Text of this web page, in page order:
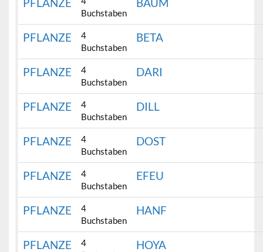
PFLANZE
Buchstaben
BAUM
PFLANZE
4
Buchstaben
BETA
PFLANZE
4
Buchstaben
DARI
PFLANZE
4
Buchstaben
DILL
PFLANZE
4
Buchstaben
DOST
PFLANZE
4
Buchstaben
EFEU
PFLANZE
4
Buchstaben
HANF
PFLANZE
4
HOYA